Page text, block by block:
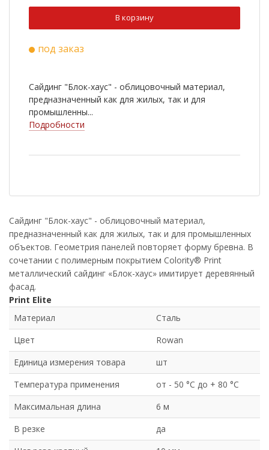
Ral 3011
Ral 3009 Ral 7016
В корзину
под заказ
Сайдинг "Блок-хаус" - облицовочный материал,
предназначенный как для жилых, так и для
промышленны...
Подробности
Сайдинг "Блок-хаус" - облицовочный материал,
предназначенный как для жилых, так и для промышленных
объектов. Геометрия панелей повторяет форму бревна. В
сочетании с полимерным покрытием Colority® Print
металлический сайдинг «Блок-хаус» имитирует деревянный
фасад.
Print Elite
Материал
Сталь
Цвет
Rowan
Единица измерения товара
шт
Температура применения
от - 50 °C до + 80 °C
Максимальная длина
6 м
В резке
да